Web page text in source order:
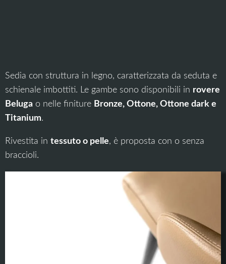
Sedia con struttura in legno, caratterizzata da seduta e
schienale imbottiti. Le gambe sono disponibili in rovere
Beluga o nelle finiture Bronze, Ottone, Ottone dark e
Titanium.
Rivestita in tessuto o pelle, è proposta con o senza
braccioli.